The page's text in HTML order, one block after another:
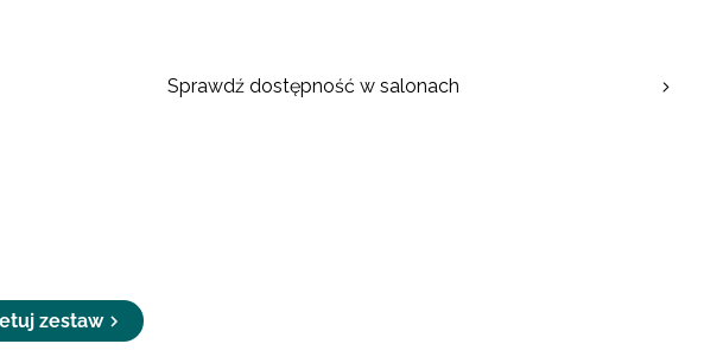
zestaw
Sprawdź dostępność w salonach